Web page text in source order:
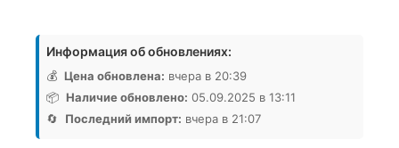
товара
Вал
ПКК
0100602
49см,
Аналог,
Информация об обновлениях:
💰 Цена обновлена: вчера в 20:39
📦 Наличие обновлено: 05.09.2025 в 13:11
🔄
Последний импорт: вчера в 21:07